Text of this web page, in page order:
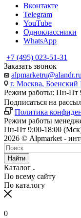
Вконтакте
Telegram
YouTube
Одноклассники
WhatsApp
+7 (495) 023-51-31
Заказать звонок
alpmarketru@alandr.ru
г. Москва, Боенский
Режим работы: Пн-Пт
Подписаться на
Политика
Режим работы
Пн-Пт 9:00-18:00
2026 © Alpmarket -
Найти
Каталог
По всему сайту
По каталогу
0